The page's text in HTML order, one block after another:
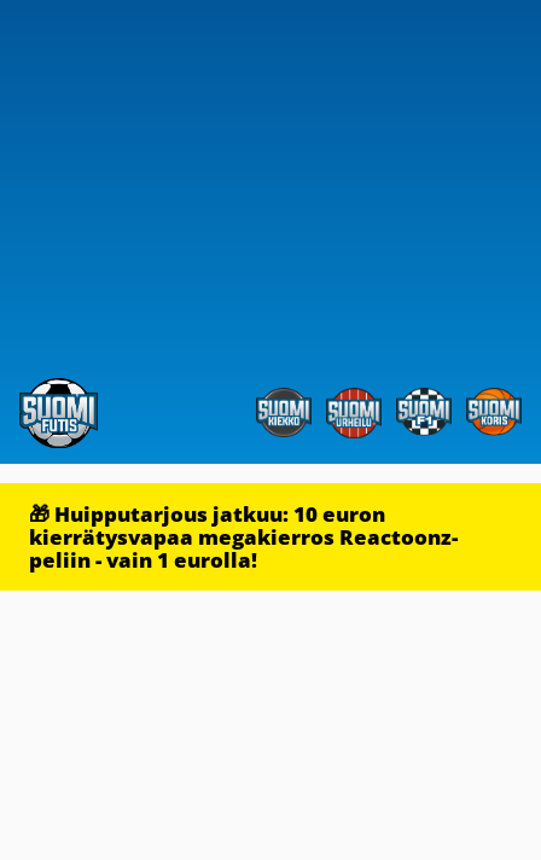
🎁 Huipputarjous jatkuu: 10 euron
kierrätysvapaa megakierros Reactoonz-
peliin - vain 1 eurolla!